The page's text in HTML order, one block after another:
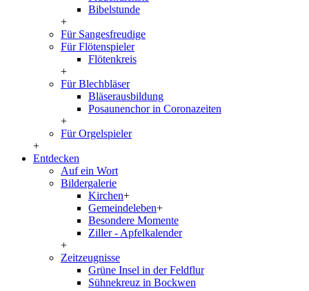
Bibelstunde
+
Für Sangesfreudige
Für Flötenspieler
Flötenkreis
+
Für Blechbläser
Bläserausbildung
Posaunenchor in Coronazeiten
+
Für Orgelspieler
+
Entdecken
Auf ein Wort
Bildergalerie
Kirchen+
Gemeindeleben+
Besondere Momente
Ziller - Apfelkalender
+
Zeitzeugnisse
Grüne Insel in der Feldflur
Sühnekreuz in Bockwen